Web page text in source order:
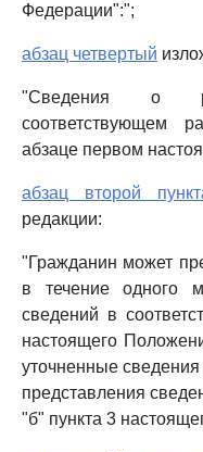
Федерации":";
абзац четвертый
"Сведения о
соответствующем
абзаце первом
абзац второй
редакции:
"Гражданин может
в течение одного
сведений в
настоящего
уточненные
представления
"б" пункта 3